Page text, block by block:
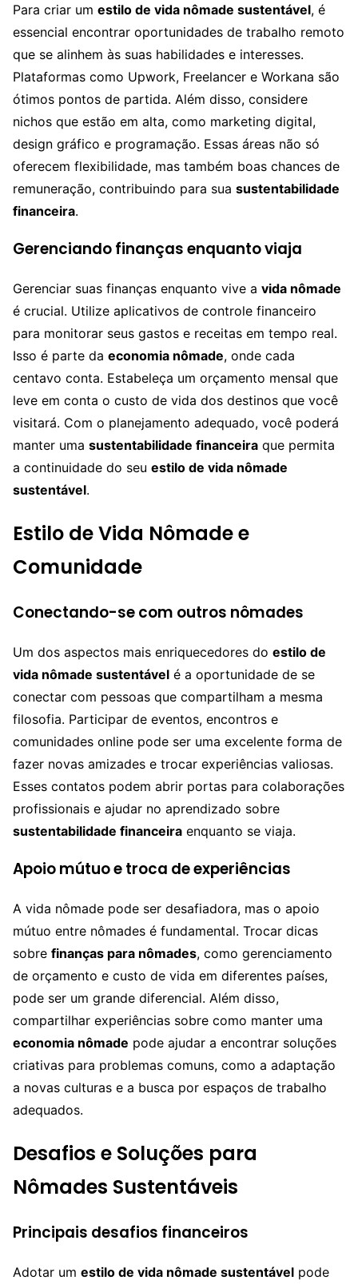
Para criar um estilo de vida nômade sustentável, é
essencial encontrar oportunidades de trabalho remoto
que se alinhem às suas habilidades e interesses.
Plataformas como Upwork, Freelancer e Workana são
ótimos pontos de partida. Além disso, considere
nichos que estão em alta, como marketing digital,
design gráfico e programação. Essas áreas não só
oferecem flexibilidade, mas também boas chances de
remuneração, contribuindo para sua sustentabilidade
financeira.
Gerenciando finanças enquanto viaja
Gerenciar suas finanças enquanto vive a vida nômade
é crucial. Utilize aplicativos de controle financeiro
para monitorar seus gastos e receitas em tempo real.
Isso é parte da economia nômade, onde cada
centavo conta. Estabeleça um orçamento mensal que
leve em conta o custo de vida dos destinos que você
visitará. Com o planejamento adequado, você poderá
manter uma sustentabilidade financeira que permita
a continuidade do seu estilo de vida nômade
sustentável.
Estilo de Vida Nômade e
Comunidade
Conectando-se com outros nômades
Um dos aspectos mais enriquecedores do estilo de
vida nômade sustentável é a oportunidade de se
conectar com pessoas que compartilham a mesma
filosofia. Participar de eventos, encontros e
comunidades online pode ser uma excelente forma de
fazer novas amizades e trocar experiências valiosas.
Esses contatos podem abrir portas para colaborações
profissionais e ajudar no aprendizado sobre
sustentabilidade financeira enquanto se viaja.
Apoio mútuo e troca de experiências
A vida nômade pode ser desafiadora, mas o apoio
mútuo entre nômades é fundamental. Trocar dicas
sobre finanças para nômades, como gerenciamento
de orçamento e custo de vida em diferentes países,
pode ser um grande diferencial. Além disso,
compartilhar experiências sobre como manter uma
economia nômade pode ajudar a encontrar soluções
criativas para problemas comuns, como a adaptação
a novas culturas e a busca por espaços de trabalho
adequados.
Desafios e Soluções para
Nômades Sustentáveis
Principais desafios financeiros
Adotar um estilo de vida nômade sustentável pode